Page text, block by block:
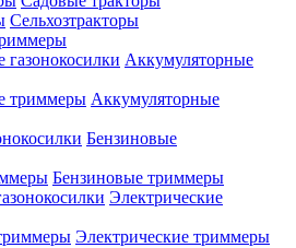
Сельхозтракторы
Аккумуляторные
Аккумуляторные
Бензиновые
Бензиновые триммеры
Электрические
Электрические триммеры